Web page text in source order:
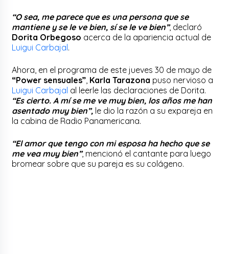
“O sea, me parece que es una persona que se
mantiene y se le ve bien, sí se le ve bien”, declaró
Dorita Orbegoso acerca de la apariencia actual de
Luigui Carbajal.
Ahora, en el programa de este jueves 30 de mayo de
“Power sensuales” Karla Tarazona puso nervioso a
Luigui Carbajal al leerle las declaraciones de Dorita.
“Es cierto. A mí se me ve muy bien, los años me han
asentado muy bien”, le dio la razón a su expareja en
la cabina de Radio Panamericana.
“El amor que tengo con mi esposa ha hecho que se
me vea muy bien”, mencionó el cantante para luego
bromear sobre que su pareja es su colágeno.